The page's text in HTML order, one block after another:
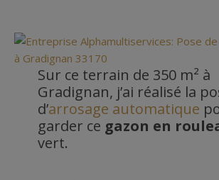
Sur ce terrain de 350 m² à
Gradignan, j’ai réalisé la
d’arrosage automatique
garder ce gazon en
vert.